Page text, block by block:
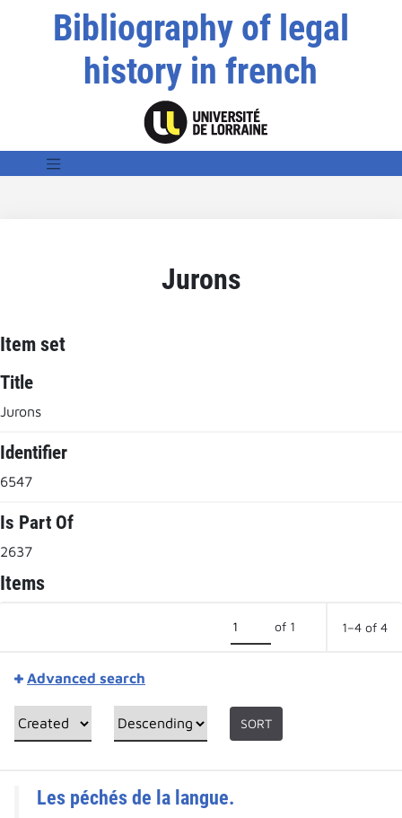
Bibliography of legal
history in french
Jurons
Item set
Title
Jurons
Identifier
6547
Is Part Of
2637
Items
of 1 1–4 of 4
Advanced search
SORT
Les péchés de la langue.